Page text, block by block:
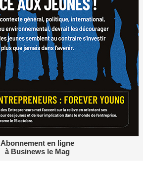
Abonnement en ligne
à Businews le Mag